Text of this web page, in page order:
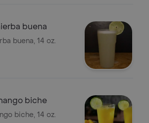
buena
buena, 14 oz.
biche
biche, 14 oz.